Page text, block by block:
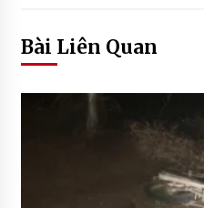
Bài Liên Quan